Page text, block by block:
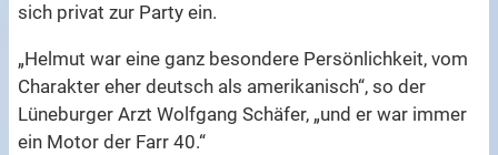
sich privat zur Party ein.
„Helmut war eine ganz besondere Persönlichkeit, vom
Charakter eher deutsch als amerikanisch“, so der
Lüneburger Arzt Wolfgang Schäfer, „und er war immer
ein Motor der Farr 40.“